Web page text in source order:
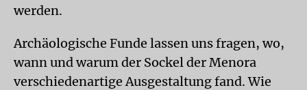
werden.
Archäologische Funde lassen uns fragen, wo,
wann und warum der Sockel der Menora
verschiedenartige Ausgestaltung fand. Wie